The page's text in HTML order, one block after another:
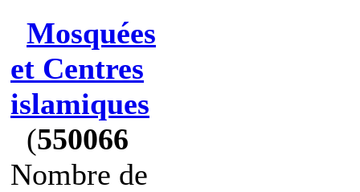
Mosquées
et Centres
islamiques
(550066
Nombre de